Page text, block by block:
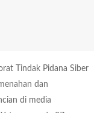
Tindak Pidana Siber
dan
di media